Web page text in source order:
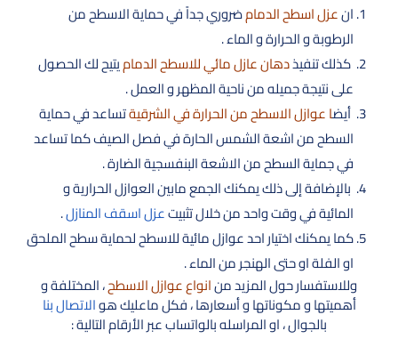
انعزل اسطح الدمامضروري جداً في حماية الاسطح من
الرطوبة و الحرارة و الماء .
كذلك تنفيذدهان عازل مائي للاسطح الدماميتيح لك الحصول
على نتيجة جميله من ناحية المظهر و العمل .
أيضا عوازل الاسطح من الحرارة في الشرقيةتساعد في حماية
السطح من اشعة الشمس الحارة في فصل الصيف كما تساعد
في جماية السطح من الاشعة البنفسجية الضارة .
بالإضافة إلى ذلك يمكنك الجمع مابين العوازل الحرارية و
المائية في وقت واحد من خلال تثبيتعزل اسقف المنازل.
كما يمكنك اختيار احد عوازل مائية للاسطح لحماية سطح الملحق
او الفلة او حتى الهنجر من الماء .
وللاستفسار حول المزيد منانواع عوازل الاسطح، المختلفة و
أهميتها و مكوناتها و أسعارها ، فكل ماعليك هوالاتصال بنا
بالجوال ، او المراسله بالواتساب عبر الأرقام التالية :